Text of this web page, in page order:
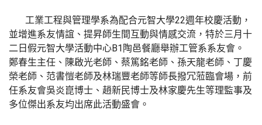
工業工程與管理學系為配合元智大學22週年校慶活動，
並增進系友情誼、提昇師生間互動與情感交流，特於三月十
二日假元智大學活動中心B1陶邑餐廳舉辦工管系系友會。
鄭春生主任、陳啟光老師、蔡篤銘老師、孫天龍老師、丁慶
榮老師、范書愷老師及林瑞豐老師等師長撥冗蒞臨會場，前
任系友會吳炎崑博士、趙新民博士及林家慶先生等理監事及
多位傑出系友均出席此活動盛會。